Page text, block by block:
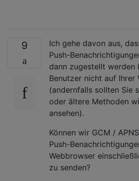
9 Ich gehe davon aus,
Push-
dann zugestellt werden
Benutzer nicht auf Ihrer
(andernfalls sollten Sie
oder ältere Methoden
ansehen).
Können wir GCM /
Push-
Webbrowser
zu senden?